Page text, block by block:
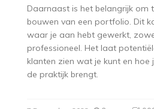
Daarnaast is het belangrijk om
bouwen van een portfolio. Dit
waar je aan hebt gewerkt,
professioneel. Het laat
klanten zien wat je kunt en hoe
de praktijk brengt.